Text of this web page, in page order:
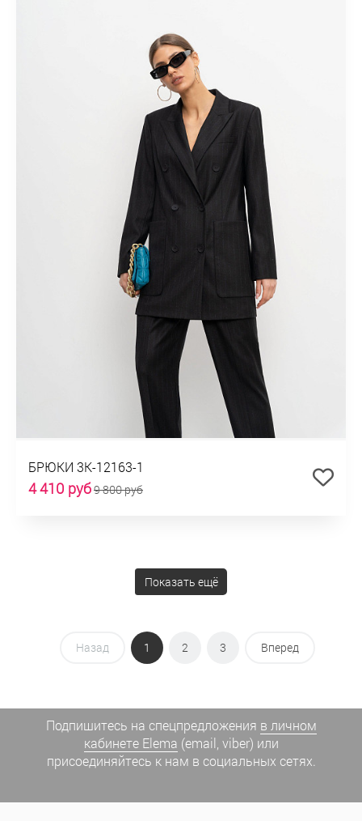
БРЮКИ 3К-12163-1
4 410 руб9 800 руб
Показать ещё
Назад 1 2 3 Вперед
Подпишитесь на спецпредложения в личном
кабинете Elema (email, viber) или
присоединяйтесь к нам в социальных сетях.